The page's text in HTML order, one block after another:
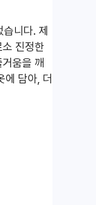
습니다. 제
진정한
움을 깨
에 담아, 더